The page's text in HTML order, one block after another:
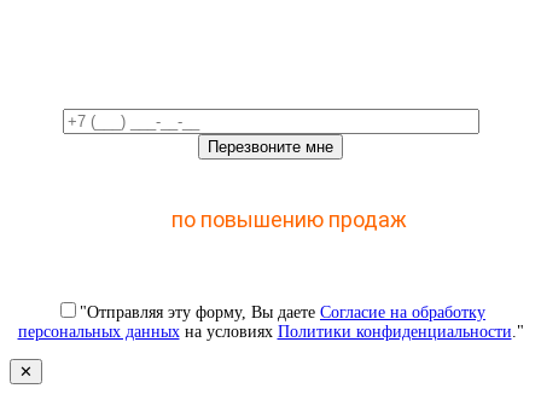
по повышению продаж
"Отправляя эту форму, Вы даете Согласие на обработку
персональных данныхна условиях Политики конфиденциальности."
✕